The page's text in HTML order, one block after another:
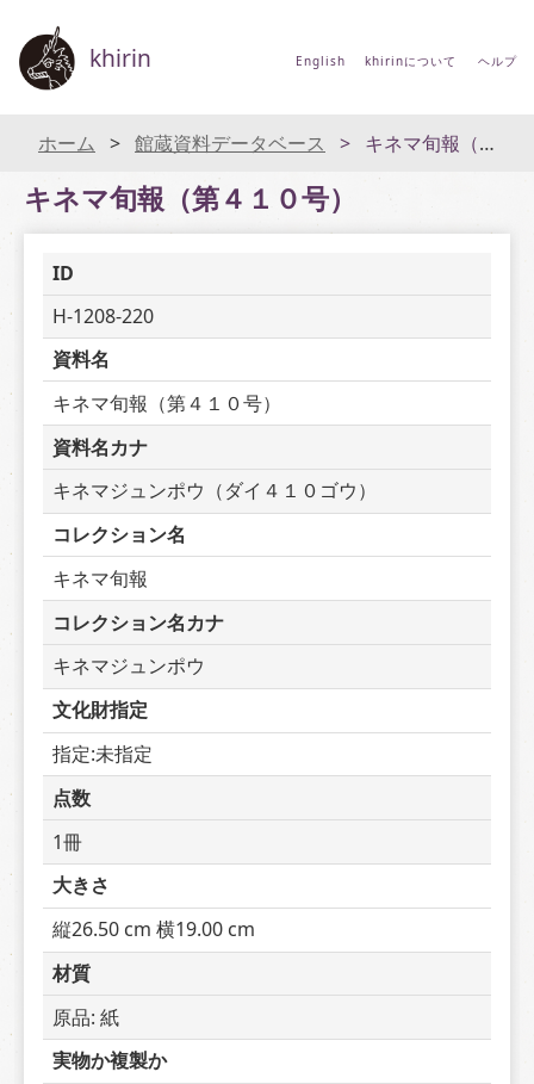
khirin English khirinについて ヘルプ
ホーム 館蔵資料データベース キネマ旬報（第４１０号）
キネマ旬報（第４１０号）
ID
H-1208-220
資料名
キネマ旬報（第４１０号）
資料名カナ
キネマジュンポウ（ダイ４１０ゴウ）
コレクション名
キネマ旬報
コレクション名カナ
キネマジュンポウ
文化財指定
指定:未指定
点数
1冊
大きさ
縦26.50 cm 横19.00 cm
材質
原品: 紙
実物か複製か